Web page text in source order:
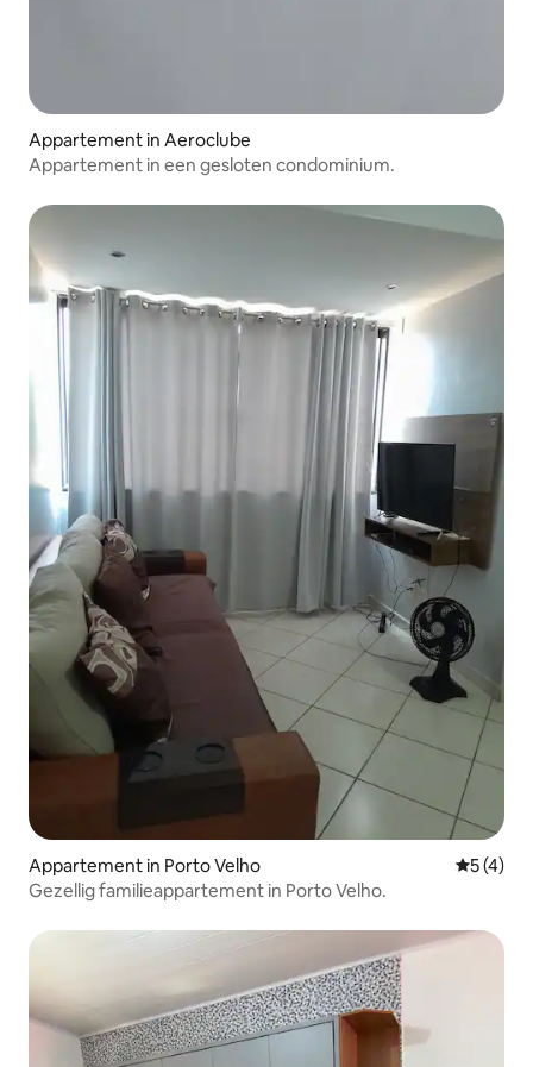
Appartement in Aeroclube
Appartement in een gesloten condominium.
Appartement in Porto Velho
5 (4)
Gezellig familieappartement in Porto Velho.